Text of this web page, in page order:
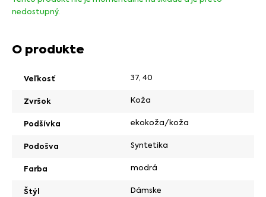
nedostupný.
O produkte
Veľkosť 37, 40
Zvršok Koža
Podšívka ekokoža/koža
Podošva Syntetika
Farba modrá
Štýl Dámske